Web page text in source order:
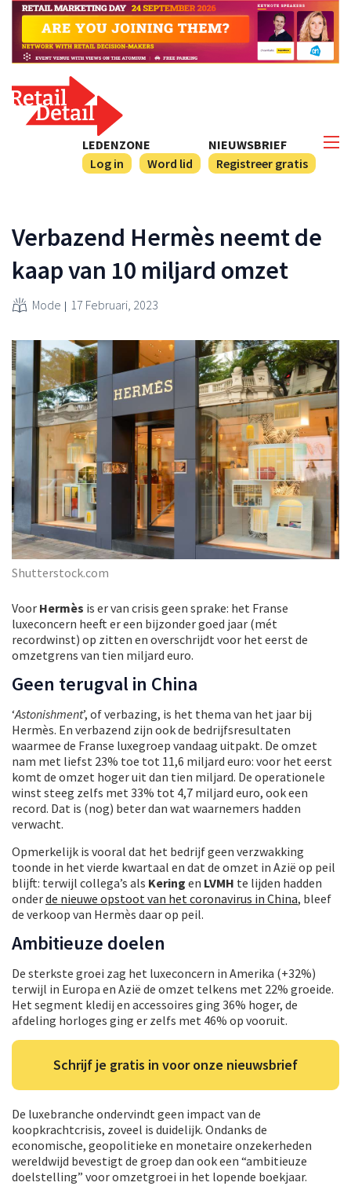
NIEUWSBRIEF
Registreer gratis
LEDENZONE
Log in
Word lid
Verbazend Hermès neemt de
kaap van 10 miljard omzet
Mode 17 Februari, 2023
Shutterstock.com
Voor Hermès is er van crisis geen sprake: het Franse
luxeconcern heeft er een bijzonder goed jaar (mét
recordwinst) op zitten en overschrijdt voor het eerst de
omzetgrens van tien miljard euro.
Geen terugval in China
‘Astonishment’, of verbazing, is het thema van het jaar bij
Hermès. En verbazend zijn ook de bedrijfsresultaten
waarmee de Franse luxegroep vandaag uitpakt. De omzet
nam met liefst 23% toe tot 11,6 miljard euro: voor het eerst
komt de omzet hoger uit dan tien miljard. De operationele
winst steeg zelfs met 33% tot 4,7 miljard euro, ook een
record. Dat is (nog) beter dan wat waarnemers hadden
verwacht.
Opmerkelijk is vooral dat het bedrijf geen verzwakking
toonde in het vierde kwartaal en dat de omzet in Azië op peil
blijft: terwijl collega’s als Kering en LVMH te lijden hadden
onderde nieuwe opstoot van het coronavirus in China, bleef
de verkoop van Hermès daar op peil.
Ambitieuze doelen
De sterkste groei zag het luxeconcern in Amerika (+32%)
terwijl in Europa en Azië de omzet telkens met 22% groeide.
Het segment kledij en accessoires ging 36% hoger, de
afdeling horloges ging er zelfs met 46% op vooruit.
Schrijf je gratis in voor onze nieuwsbrief
De luxebranche ondervindt geen impact van de
koopkrachtcrisis, zoveel is duidelijk. Ondanks de
economische, geopolitieke en monetaire onzekerheden
wereldwijd bevestigt de groep dan ook een “ambitieuze
doelstelling” voor omzetgroei in het lopende boekjaar.